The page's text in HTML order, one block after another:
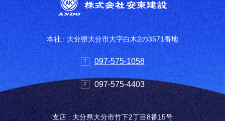
本社 : 大分県大分市大字白木2の3571番地
097-575-1058
097-575-4403
支店 : 大分県大分市竹下2丁目8番15号